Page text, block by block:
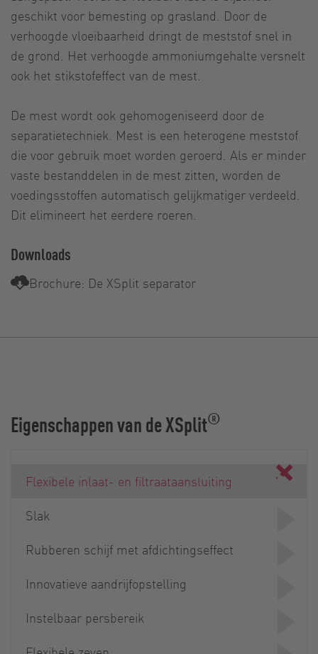
geschikt voor bemesting op grasland. Door de
verhoogde vloeibaarheid dringt de meststof snel in
de grond. Het verhoogde ammoniumgehalte versnelt
ook het stikstofeffect van de mest.
De mest wordt ook gehomogeniseerd door de
separatietechniek. Mest is een heterogene meststof
die voor gebruik moet worden geroerd. Als er minder
vaste bestanddelen in de mest zitten, worden de
voedingsstoffen automatisch gelijkmatiger verdeeld.
Dit elimineert het eerdere roeren.
Downloads
Brochure: De XSplit separator
Eigenschappen van de XSplit®
Flexibele inlaat- en filtraataansluiting
Slak
Rubberen schijf met afdichtingseffect
Innovatieve aandrijfopstelling
Instelbaar persbereik